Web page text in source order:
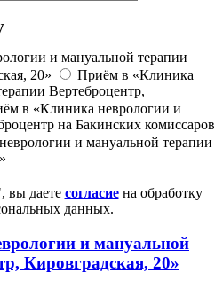
и мануальной терапии
20»
Приём в «Клиника
Вертеброцентр,
в «Клиника неврологии и
на Бакинских комиссаров
и мануальной терапии
вы даете согласиена обработку
данных.
и мануальной
Кировградская, 20»